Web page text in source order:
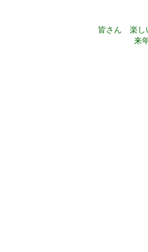
皆さん 楽し
来